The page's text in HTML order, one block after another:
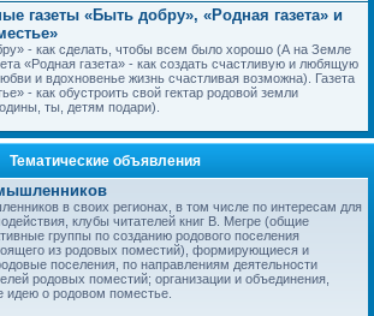
газеты «Быть добру», «Родная газета» и
- как сделать, чтобы всем было хорошо (А на Земле
«Родная газета» - как создать счастливую и любящую
и вдохновенье жизнь счастливая возможна). Газета
- как обустроить свой гектар родовой земли
ты, детям подари).
Тематические объявления
в своих регионах, в том числе по интересам для
клубы читателей книг В. Мегре (общие
группы по созданию родового поселения
из родовых поместий), формирующиеся и
поселения, по направлениям деятельности
родовых поместий; организации и объединения,
о родовом поместье.